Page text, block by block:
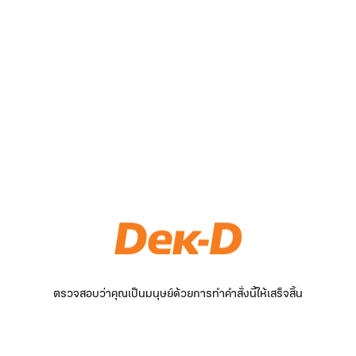
ตรวจสอบว่าคุณเป็นมนุษย์ด้วยการทำคำสั่งนี้ให้เสร็จสิ้น